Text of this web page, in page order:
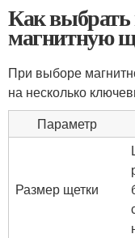
Как
магнитную
При выборе
на несколько
Параметр
Размер щетки